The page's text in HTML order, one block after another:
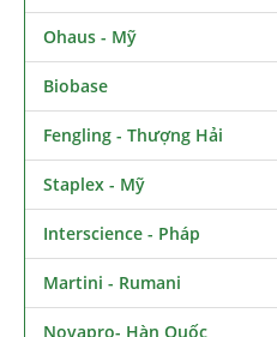
Ohaus - Mỹ
Biobase
Fengling - Thượng Hải
Staplex - Mỹ
Interscience - Pháp
Martini - Rumani
Novapro- Hàn Quốc